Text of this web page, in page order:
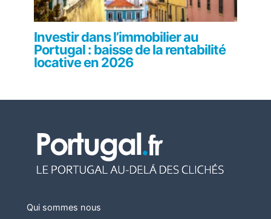
Investir dans l’immobilier au
Portugal : baisse de la rentabilité
locative en 2026
Qui sommes nous